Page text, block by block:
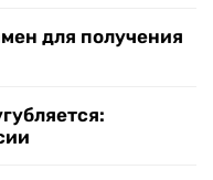
для получения